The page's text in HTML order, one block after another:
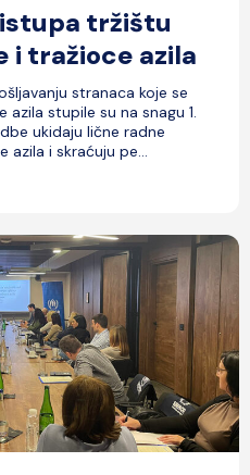
tržištu
i tražioce azila
stranaca koje se
stupile su na snagu 1.
ukidaju lične radne
azila i skraćuju pe...